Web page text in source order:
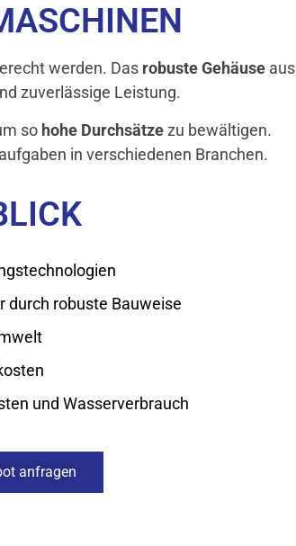
werden. Das robuste Gehäuse aus
zuverlässige Leistung.
so hohe Durchsätzezu bewältigen.
in verschiedenen Branchen.
durch robuste Bauweise
und Wasserverbrauch
anfragen